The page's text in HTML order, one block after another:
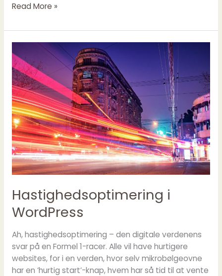
Sociale
Ja
Tak!
Read More »
Hastighedsoptimering i
WordPress
Ah, hastighedsoptimering – den digitale verdenens
svar på en Formel 1-racer. Alle vil have hurtigere
websites, for i en verden, hvor selv mikrobølgeovne
har en ‘hurtig start’-knap, hvem har så tid til at vente